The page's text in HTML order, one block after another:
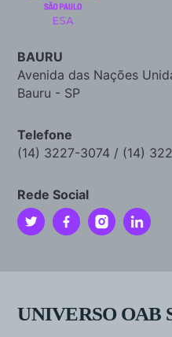
BAURU
Avenida das Nações
Bauru - SP
Telefone
(14) 3227-3074 / (14)
Rede Social
UNIVERSO OAB